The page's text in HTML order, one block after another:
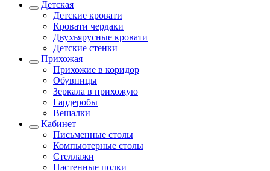
Детская
Детские кровати
Кровати чердаки
Двухъярусные кровати
Детские стенки
Прихожая
Прихожие в коридор
Обувницы
Зеркала в прихожую
Гардеробы
Вешалки
Кабинет
Письменные столы
Компьютерные столы
Стеллажи
Настенные полки